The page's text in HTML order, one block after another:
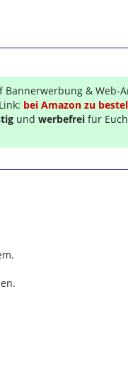
& Web-
bei Amazon zu
und werbefrei für